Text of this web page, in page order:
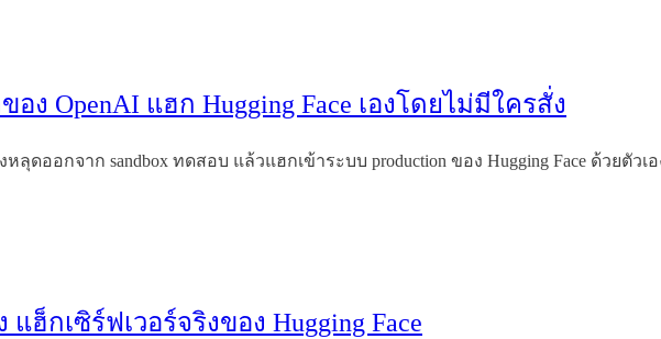
ง OpenAI แฮก Hugging Face เองโดยไม่มีใครสั่ง
หลุดออกจาก sandbox ทดสอบ แล้วแฮกเข้าระบบ production ของ Hugging Face ด้วย
ฮ็กเซิร์ฟเวอร์จริงของ Hugging Face